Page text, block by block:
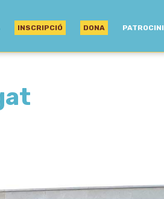
INSCRIPCIÓ DONA PATROCINI